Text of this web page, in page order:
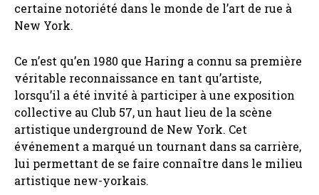
certaine notoriété dans le monde de l’art de rue à
New York.
Ce n’est qu’en 1980 que Haring a connu sa première
véritable reconnaissance en tant qu’artiste,
lorsqu’il a été invité à participer à une exposition
collective au Club 57, un haut lieu de la scène
artistique underground de New York. Cet
événement a marqué un tournant dans sa carrière,
lui permettant de se faire connaître dans le milieu
artistique new-yorkais.